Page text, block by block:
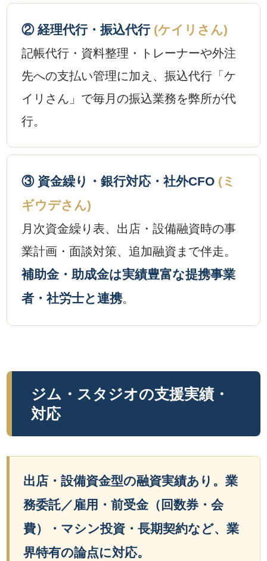
② 経理代行・振込代行 (ケイリさん)
記帳代行・資料整理・トレーナーや外注
先への支払い管理に加え、振込代行「ケ
イリさん」で毎月の振込業務を弊所が代
行。
③ 資金繰り・銀行対応・社外CFO (ミ
ギウデさん)
月次資金繰り表、出店・設備融資時の事
業計画・面談対策、追加融資まで伴走。
補助金・助成金は実績豊富な提携事業
者・社労士と連携。
ジム・スタジオの支援実績・
対応
出店・設備資金型の融資実績あり。業
務委託／雇用・前受金（回数券・会
費）・マシン投資・長期契約など、業
界特有の論点に対応。